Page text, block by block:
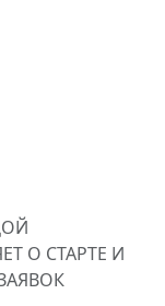
О СТАРТЕ И